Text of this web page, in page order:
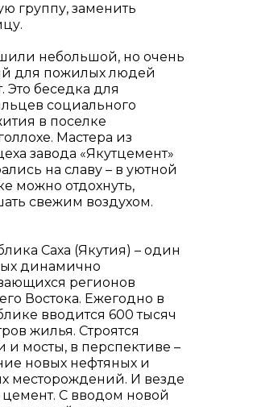
группу, заменить
небольшой, но очень
для пожилых людей
Это беседка для
социального
в поселке
Мастера из
завода «Якутцемент»
на славу – в уютной
можно отдохнуть,
свежим воздухом.
Саха (Якутия) – один
динамично
регионов
Востока. Ежегодно в
вводится 600 тысяч
жилья. Строятся
и мосты, в перспективе –
новых нефтяных и
месторождений. И везде
С вводом новой